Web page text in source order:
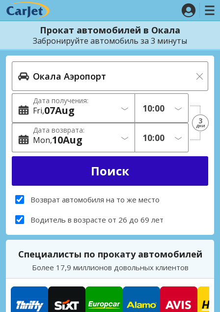
Прокат автомобилей в Окала
Забронируйте автомобиль за 3 минуты
Дата получения:
Fri 07Aug
Дата возврата:
Mon 10Aug
3
дни
Возврат автомобиля на то же место
Водитель в возрасте от 26 до 69 лет
Специалисты по прокату автомобилей
Более 17,9 миллионов довольных клиентов